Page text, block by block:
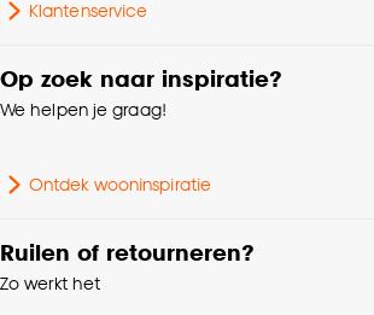
Klantenservice
Op zoek naar inspiratie?
We helpen je graag!
Ontdek wooninspiratie
Ruilen of retourneren?
Zo werkt het